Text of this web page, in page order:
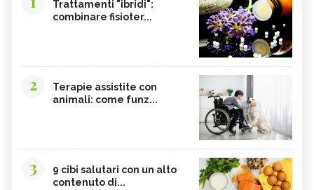
Trattamenti "ibridi":
combinare fisioter...
2
Terapie assistite con
animali: come funz...
3
9 cibi salutari con un alto
contenuto di...